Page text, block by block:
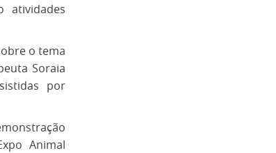
atividades
o tema
Soraia
por
Animal